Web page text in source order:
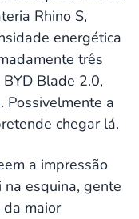
Rhino S,
energética
três
Blade 2.0,
a
chegar lá.
a impressão
esquina, gente
maior